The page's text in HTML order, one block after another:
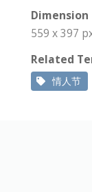
Dimension
559 x 397
Related
情人节